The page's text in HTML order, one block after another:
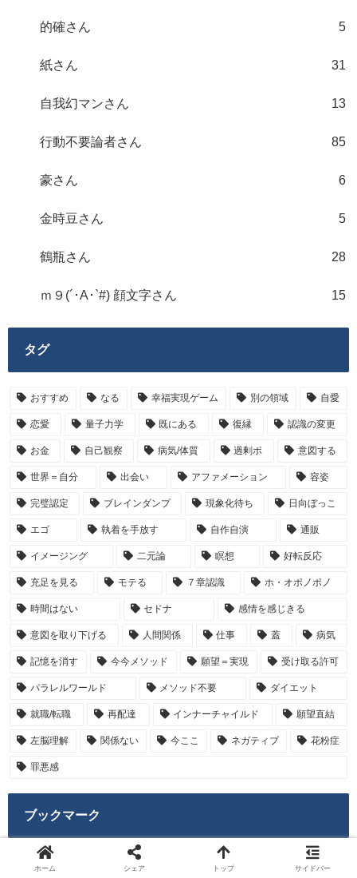
的確さん 5
紙さん 31
自我幻マンさん 13
行動不要論者さん 85
豪さん 6
金時豆さん 5
鶴瓶さん 28
ｍ９(´･A･`#) 顔文字さん 15
タグ
おすすめ なる 幸福実現ゲーム 別の領域 自愛
恋愛 量子力学 既にある 復縁 認識の変更
お金 自己観察 病気/体質 過剰ポ 意図する
世界＝自分 出会い アファメーション 容姿
完璧認定 ブレインダンプ 現象化待ち 日向ぼっこ
エゴ 執着を手放す 自作自演 通販
イメージング 二元論 瞑想 好転反応
充足を見る モテる ７章認識 ホ・オポノポノ
時間はない セドナ 感情を感じきる
意図を取り下げる 人間関係 仕事 蓋 病気
記憶を消す 今今メソッド 願望＝実現 受け取る許可
パラレルワールド メソッド不要 ダイエット
就職/転職 再配達 インナーチャイルド 願望直結
左脳理解 関係ない 今ここ ネガティブ 花粉症
罪悪感
ブックマーク
潜在意識ちゃんねる
ホーム シェア トップ サイドバー